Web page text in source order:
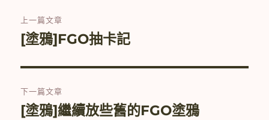
章
覽
上一篇文章
上
篇
文
章:
[塗鴉]FGO抽卡記
下一篇文章
下
[塗鴉]繼續放些舊的FGO塗鴉